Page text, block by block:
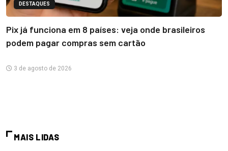
DESTAQUES
Pix já funciona em 8 países: veja onde brasileiros
podem pagar compras sem cartão
3 de agosto de 2026
MAIS LIDAS